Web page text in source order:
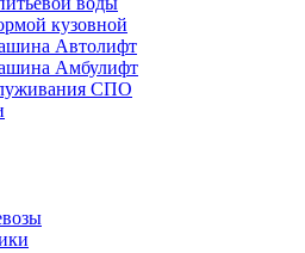
кузовной
Автолифт
Амбулифт
СПО